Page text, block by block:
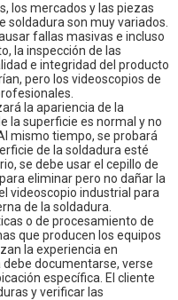
los mercados y las piezas
soldadura son muy variados.
fallas masivas e incluso
la inspección de las
e integridad del producto
pero los videoscopios de
la apariencia de la
la superficie es normal y no
mismo tiempo, se probará
de la soldadura esté
se debe usar el cepillo de
eliminar pero no dañar la
videoscopio industrial para
de la soldadura.
o de procesamiento de
que producen los equipos
la experiencia en
documentarse, verse
específica. El cliente
y verificar las